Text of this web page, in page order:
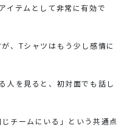
イテムとして非常に有効で
、Tシャツはもう少し感情に
人を見ると、初対面でも話し
チームにいる」という共通点